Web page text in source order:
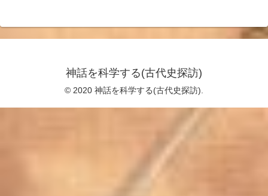
神話を科学する(古代史探訪)
© 2020 神話を科学する(古代史探訪).